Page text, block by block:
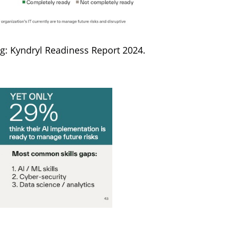
Kyndryl Readiness Report 2024.